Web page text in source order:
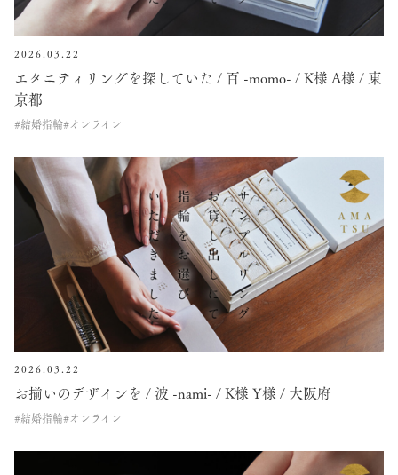
2026.03.22
エタニティリングを探していた / 百 -momo- / K様 A様 / 東
京都
#結婚指輪#オンライン
2026.03.22
お揃いのデザインを / 波 -nami- / K様 Y様 / 大阪府
#結婚指輪#オンライン